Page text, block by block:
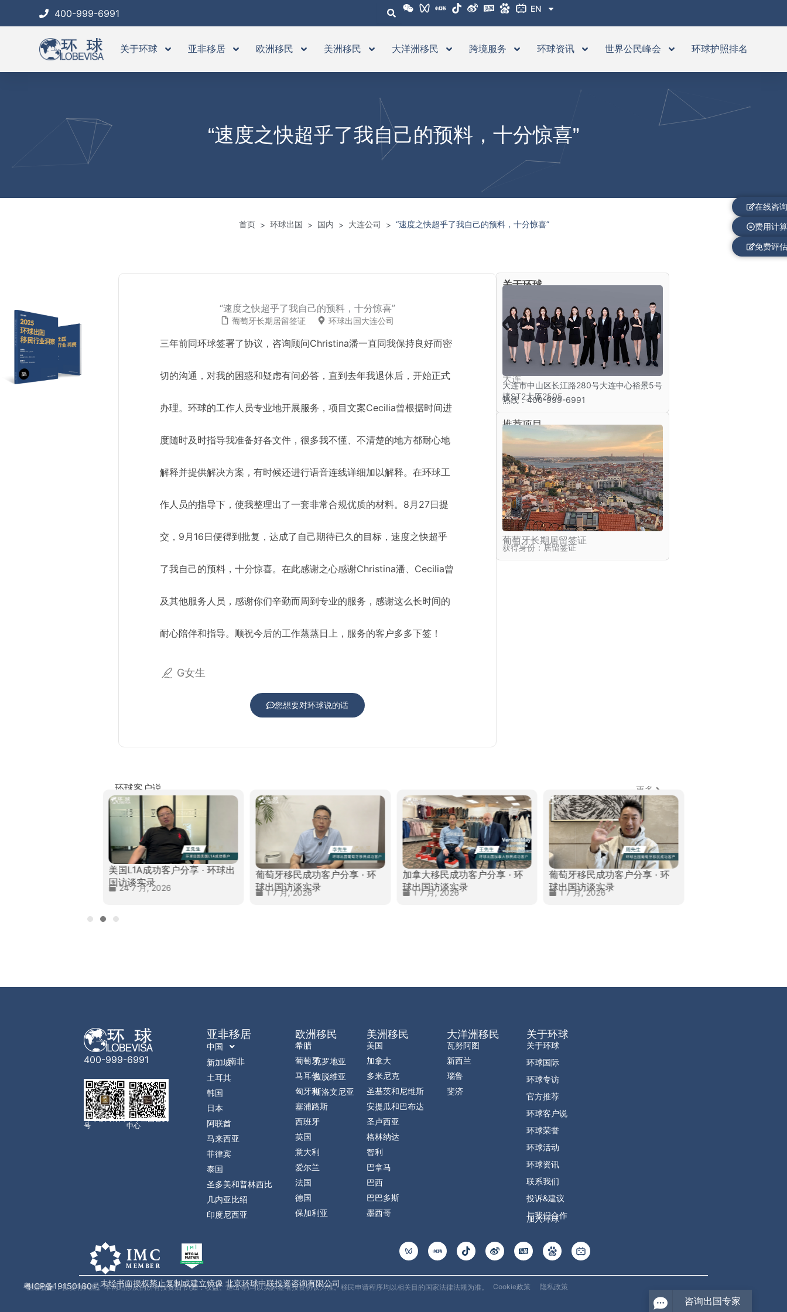
400-999-6991 EN
关于环球 亚非移居 欧洲移民 美洲移民 大洋洲移民 跨境服务 环球资讯 世界公民峰会 环球护照排名
“速度之快超乎了我自己的预料，十分惊喜”
首页 > 环球出国 > 国内 > 大连公司 > “速度之快超乎了我自己的预料，十分惊喜”
“速度之快超乎了我自己的预料，十分惊喜”
葡萄牙长期居留签证 环球出国大连公司
三年前同环球签署了协议，咨询顾问Christina潘一直同我保持良好而密
切的沟通，对我的困惑和疑虑有问必答，直到去年我退休后，开始正式
办理。环球的工作人员专业地开展服务，项目文案Cecilia曾根据时间进
度随时及时指导我准备好各文件，很多我不懂、不清楚的地方都耐心地
解释并提供解决方案，有时候还进行语音连线详细加以解释。在环球工
作人员的指导下，使我整理出了一套非常合规优质的材料。8月27日提
交，9月16日便得到批复，达成了自己期待已久的目标，速度之快超乎
了我自己的预料，十分惊喜。在此感谢之心感谢Christina潘、Cecilia曾
及其他服务人员，感谢你们辛勤而周到专业的服务，感谢这么长时间的
耐心陪伴和指导。顺祝今后的工作蒸蒸日上，服务的客户多多下签！
G女生
您想要对环球说的话
关于环球
大连
大连市中山区长江路280号大连中心裕景5号
楼ST2大厦2505
热线：400-999-6991
推荐项目
葡萄牙长期居留签证
获得身份：居留签证
环球客户说 更多
美国L1A成功客户分享 · 环球出
国访谈实录
24 7 月, 2026
葡萄牙移民成功客户分享 · 环
球出国访谈实录
1 7 月, 2026
加拿大移民成功客户分享 · 环
球出国访谈实录
1 7 月, 2026
葡萄牙移民成功客户分享 · 环
球出国访谈实录
1 7 月, 2026
在线咨询
费用计算
免费评估
400-999-6991
环球移民订阅
号
环球出国会员
中心
亚非移居
中国
新加坡
土耳其
韩国
日本
阿联酋
马来西亚
菲律宾
泰国
圣多美和普林西比
几内亚比绍
印度尼西亚
南非
欧洲移民
希腊
葡萄牙
马耳他
匈牙利
塞浦路斯
西班牙
英国
意大利
爱尔兰
法国
德国
保加利亚
克罗地亚
拉脱维亚
斯洛文尼亚
美洲移民
美国
加拿大
多米尼克
圣基茨和尼维斯
安提瓜和巴布达
圣卢西亚
格林纳达
智利
巴拿马
巴西
巴巴多斯
墨西哥
大洋洲移民
瓦努阿图
新西兰
瑙鲁
斐济
关于环球
关于环球
环球国际
环球专访
官方推荐
环球客户说
环球荣誉
环球活动
环球资讯
联系我们
投诉&建议
与我们合作
加入环球
T
i
k
t
o
k
W
e
i
b
o
粤ICP备19150180号未经书面授权禁止复制或建立镜像 北京环球中联投资咨询有限公司
*温馨提醒：投资有风险。本网站涉及的所有投资细节(如：收益、退出等)均以实际签署投资协议为准。移民申请程序均以相关目的国家法律法规为准。 Cookie政策 隐私政策